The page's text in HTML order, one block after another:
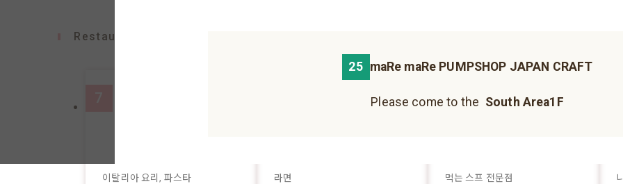
Restaurants
이탈리아 요리, 파스타 라면
22
먹는 스프 전문점
UMECHA KOJI
Hankyu Koshonomachi
JIZO YOKOCHO
25 maRe maRe PUMPSHOP JAPAN CRAFT
Please come to the South Area1F